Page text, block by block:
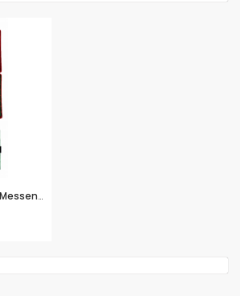
Experimentierkoffer Messen: Temperaturen, Gewichte, Längen, Klassensatz, von Cornelsen